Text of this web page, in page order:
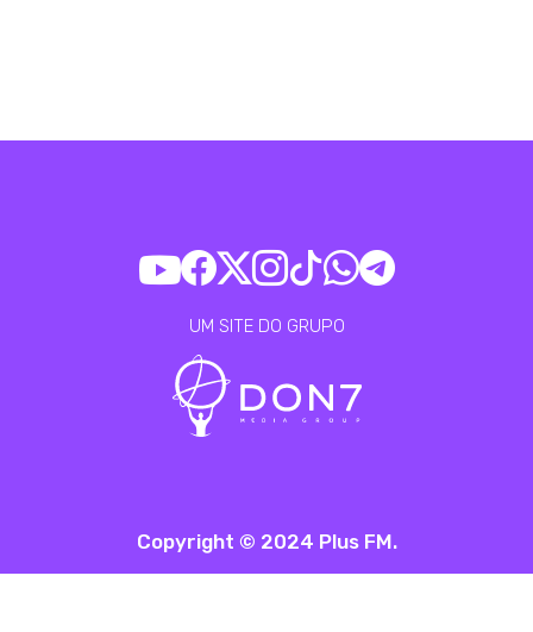
UM SITE DO GRUPO
Copyright © 2024 Plus FM.